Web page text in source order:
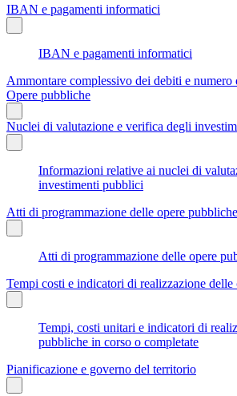
IBAN e pagamenti informatici
IBAN e pagamenti informatici
Ammontare complessivo dei debiti e numero
Opere pubbliche
Nuclei di valutazione e verifica degli
Informazioni relative ai nuclei di
investimenti pubblici
Atti di programmazione delle opere pubbliche
Atti di programmazione delle opere
Tempi costi e indicatori di realizzazione delle
Tempi, costi unitari e indicatori di
pubbliche in corso o completate
Pianificazione e governo del territorio